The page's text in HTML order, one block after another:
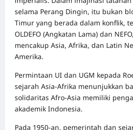
selama Perang Dingin, itu bukan
Timur yang berada dalam konflik,
OLDEFO (Angkatan Lama) dan
mencakup Asia, Afrika, dan Latin
Amerika.
Permintaan UI dan UGM kepada
sejarah Asia-Afrika menunjukkan
solidaritas Afro-Asia memiliki
akademik Indonesia.
Pada 1950-an, pemerintah dan